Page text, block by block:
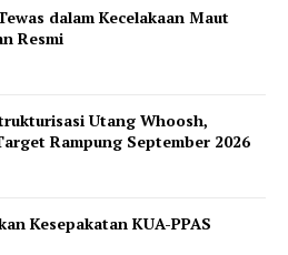
dalam Kecelakaan Maut
Resmi
Utang Whoosh,
Rampung September 2026
Kesepakatan KUA-PPAS